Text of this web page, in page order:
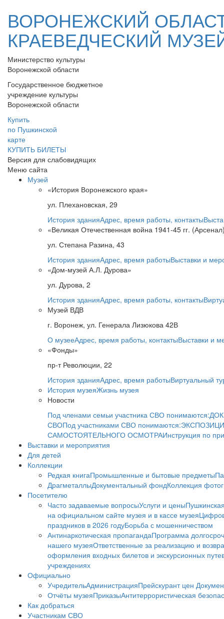
ВОРОНЕЖСКИЙ
КРАЕВЕДЧЕСКИЙ
Министерство культуры
Воронежской области
Государственное бюджетное
учреждение культуры
Воронежской области
Купить
по Пушкинской
карте
КУПИТЬ БИЛЕТЫ
Версия для слабовидящих
Меню сайта
Музей
«История Воронежского края»
ул. Плехановская, 29
История зданияАдрес, время работы, контакты
«Великая Отечественная война 1941-45 гг.
ул. Степана Разина, 43
История зданияАдрес, время работыВыставки и
«Дом-музей А.Л. Дурова»
ул. Дурова, 2
История зданияАдрес, время работы, контакты
Музей ВДВ
г. Воронеж, ул. Генерала Лизюкова 42В
О музееАдрес, время работы, контактыВыставки и
«Фонды»
пр-т Революции, 22
История зданияАдрес, время работыВиртуальный
История музеяЖизнь музея
Новости
Под членами семьи участника СВО понимаются:
СВОПод участниками СВО понимаются:
САМОСТОЯТЕЛЬНОГО ОСМОТРАИнструкция по
Выставки и мероприятия
Для детей
Коллекции
Редкая книгаПромышленные и бытовые предметы
ДрагметаллыДокументальный фондКоллекция
Посетителю
Часто задаваемые вопросыУслуги и цены
на официальном сайте музея и в кассе музея
праздников в 2026 годуБорьба с мошенничеством
Антинаркотическая пропагандаПрограмма
нашего музеяОтветственные за реализацию и
оформления входных билетов и экскурсионных
учреждениях
Официально
УчредительАдминистрацияПрейскурант цен
Отчёты музеяПриказыАнтитеррористическая
Как добраться
Участникам СВО